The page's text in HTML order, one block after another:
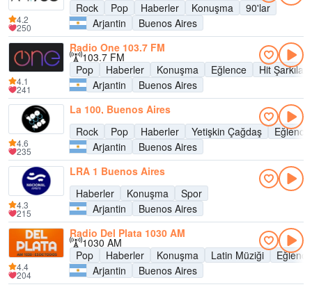
Rock
Pop Haberler Konuşma
90'lar
Arjantin
Buenos Aires
4.2
250
Radio One 103.7 FM
103.7 FM
Pop
Haberler Konuşma Eğlence
Hit Şarkılar
Arjantin
Buenos Aires
4.1
241
La 100, Buenos Aires
Rock
Pop Haberler Yetişkin Çağdaş
Eğlence
Arjantin
Buenos Aires
4.6
235
LRA 1 Buenos Aires
Haberler
Konuşma
Spor
Arjantin
Buenos Aires
4.3
215
Radio Del Plata 1030 AM
1030 AM
Pop
Haberler Konuşma Latin Müziği
Eğlence
Arjantin
Buenos Aires
4.4
204